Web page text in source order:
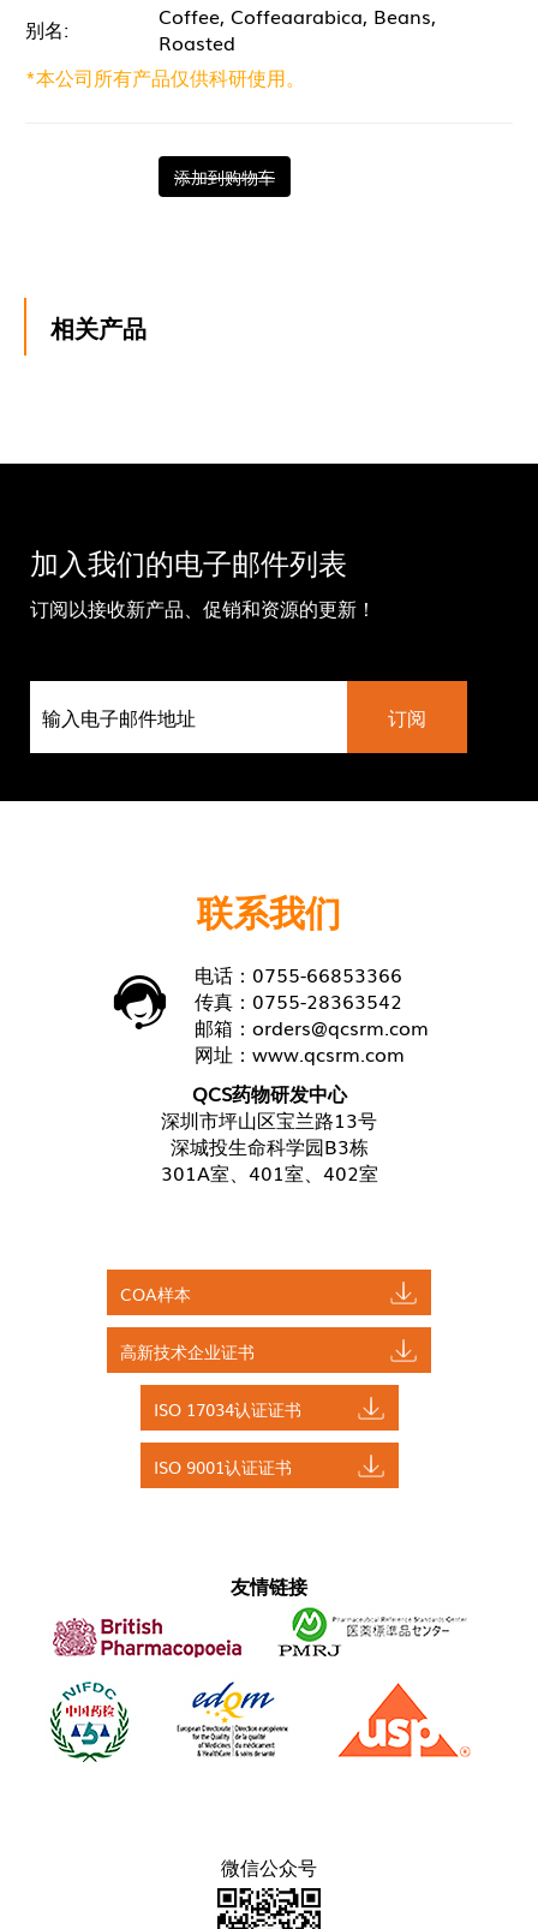
别名:
Coffee, Coffeaarabica, Beans,
Roasted
*本公司所有产品仅供科研使用。
添加到购物车
相关产品
加入我们的电子邮件列表
订阅以接收新产品、促销和资源的更新！
联系我们
电话：0755-66853366
传真：0755-28363542
邮箱： orders@qcsrm.com
网址： www.qcsrm.com
QCS药物研发中心
深圳市坪山区宝兰路13号
深城投生命科学园B3栋
301A室、401室、402室
COA样本
高新技术企业证书
ISO 17034认证证书
ISO 9001认证证书
友情链接
微信公众号